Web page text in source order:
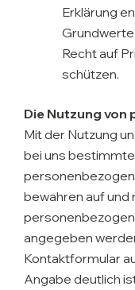
Erklärung
Grundwerte
Recht auf
schützen.
Die Nutzung von
Mit der Nutzung
bei uns
bewahren auf und
angegeben
Kontaktformular
Angabe deutlich